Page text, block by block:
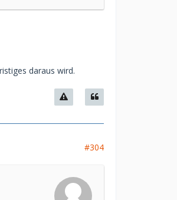
daraus wird.
#304